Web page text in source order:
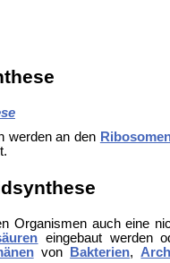
werden an den
Organismen auch eine
eingebaut werden
von Bakterien,